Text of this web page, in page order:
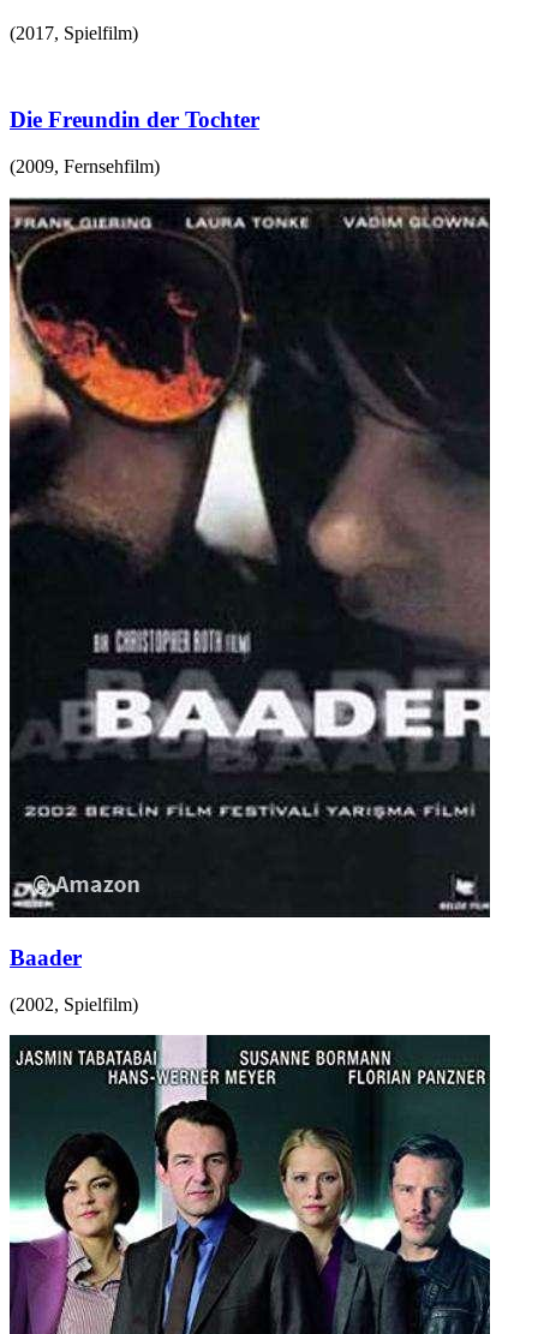
(2017, Spielfilm)
Die Freundin der Tochter
(2009, Fernsehfilm)
Baader
(2002, Spielfilm)